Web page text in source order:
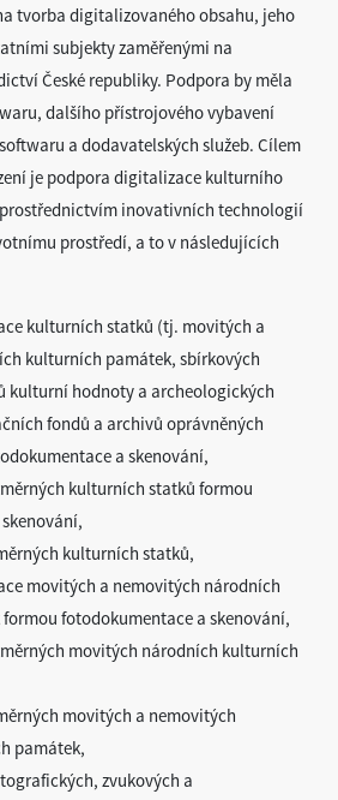
tvorba digitalizovaného obsahu, jeho
subjekty zaměřenými na
České republiky. Podpora by měla
dalšího přístrojového vybavení
a dodavatelských služeb. Cílem
je podpora digitalizace kulturního
inovativních technologií
prostředí, a to v následujících
kulturních statků (tj. movitých a
kulturních památek, sbírkových
kulturní hodnoty a archeologických
fondů a archivů oprávněných
a skenování,
kulturních statků formou
kulturních statků,
movitých a nemovitých národních
fotodokumentace a skenování,
movitých národních kulturních
movitých a nemovitých
památek,
zvukových a